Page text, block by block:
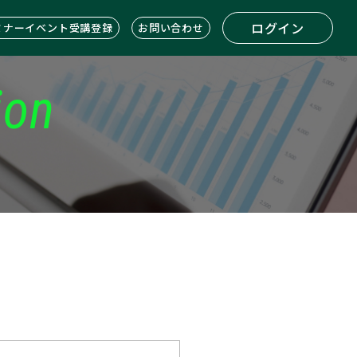
ナーイベント受講登録 お問い合わせ ログイン